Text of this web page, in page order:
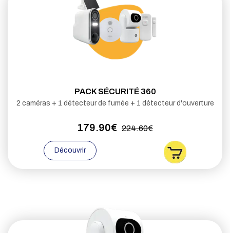
PACK SÉCURITÉ 360
2 caméras + 1 détecteur de fumée + 1 détecteur d'ouverture
179.90€ 224.60€
Découvrir